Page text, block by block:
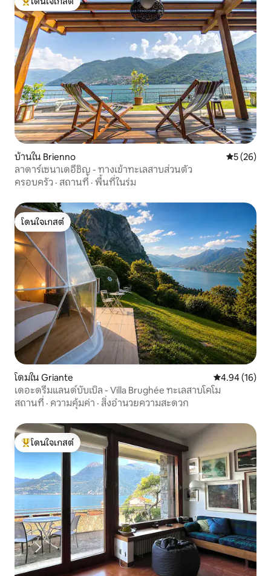
โดนใจเกสต์ที่สุด
บ้านใน Brienno คะแนนเฉลี่
5 (26)
ลาดาร์เซนาเดอีชิญ - ทางเข้าทะเลสาบส่วนตัว
ครอบครัว · สถานที่ · พื้นที่ในร่ม
โดนใจเกสต์
โดนใจเกสต์
โดมใน Griante คะแนนเฉลี่ย
4.94 (16)
เดอะดรีมแลนด์บับเบิล - Villa Brughée ทะเลสาบโคโม
สถานที่ · ความคุ้มค่า · สิ่งอำนวยความสะดวก
โดนใจเกสต์ที่สุด
โดนใจเกสต์